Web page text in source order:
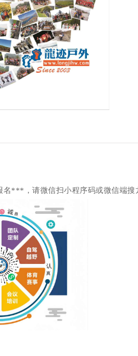
***，请微信扫小程序码或微信端搜